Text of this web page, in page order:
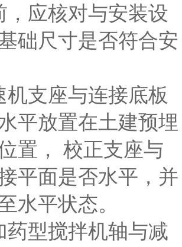
，应核对与安装设
础尺寸是否符合安
机支座与连接底板
平放置在土建预埋
置， 校正支座与
平面是否水平，并
水平状态。
药型搅拌机轴与减